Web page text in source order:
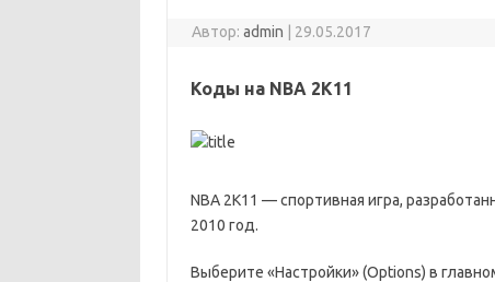
Автор:admin 29.05.2017
Коды на NBA 2K11
NBA 2K11 — спортивная игра,
2010 год.
Выберите «Настройки» (Options) в